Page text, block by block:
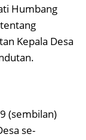
Humbang
Kepala Desa
(sembilan)
se-